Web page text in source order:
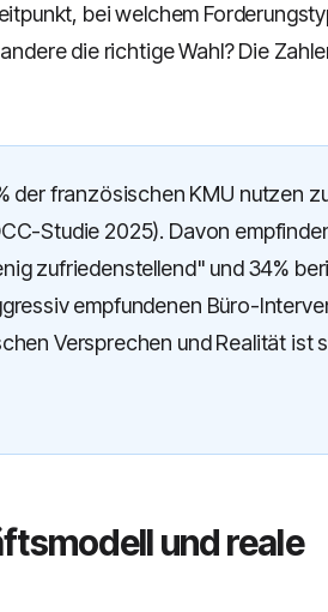
bei welchem
die richtige Wahl? Die
der französischen KMU nutzen
Studie 2025). Davon
zufriedenstellend" und 34%
empfundenen Büro-
Versprechen und Realität ist
und reale